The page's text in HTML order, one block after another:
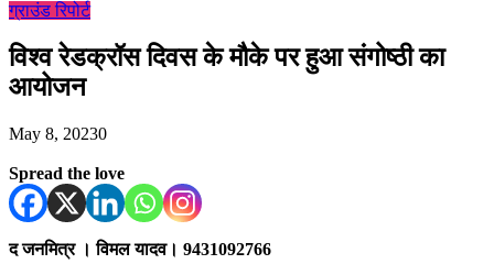
ग्राउंड रिपोर्ट
विश्व रेडक्रॉस दिवस के मौके पर हुआ संगोष्ठी का
आयोजन
May 8, 20230
Spread the love
द जनमित्र । विमल यादव। 9431092766